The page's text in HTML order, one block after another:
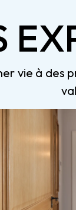
vie à